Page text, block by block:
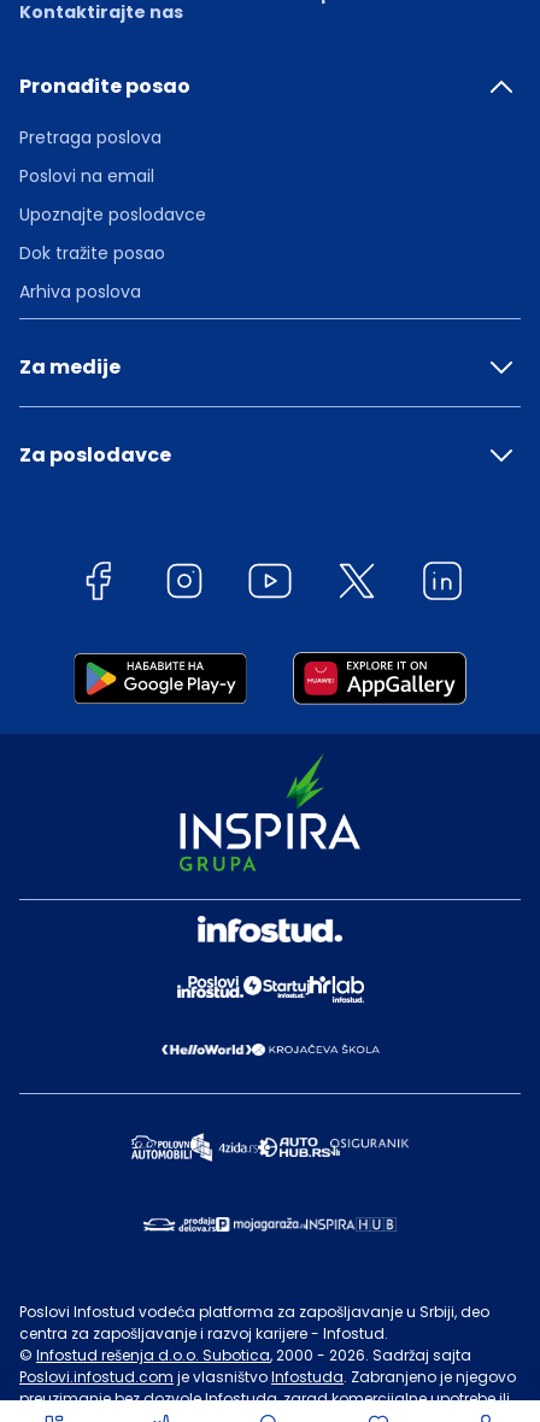
Kontaktirajte nas
Pronađite posao
Pretraga poslova
Poslovi na email
Upoznajte poslodavce
Dok tražite posao
Arhiva poslova
Za medije
Za poslodavce
Poslovi Infostud vodeća platforma za zapošljavanje u Srbiji, deo
centra za zapošljavanje i razvoj karijere - Infostud.
© Infostud rešenja d.o.o. Subotica, 2000 - 2026. Sadržaj sajta
Poslovi.infostud.com je vlasništvoInfostuda. Zabranjeno je njegovo
preuzimanje bez dozvoleInfostuda, zarad komercijalne upotrebe ili